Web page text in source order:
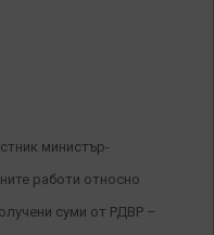
министър-
работи относно
суми от РДВР –